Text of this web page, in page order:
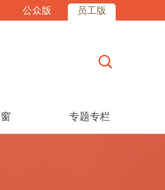
公众版 员工版

专题专栏